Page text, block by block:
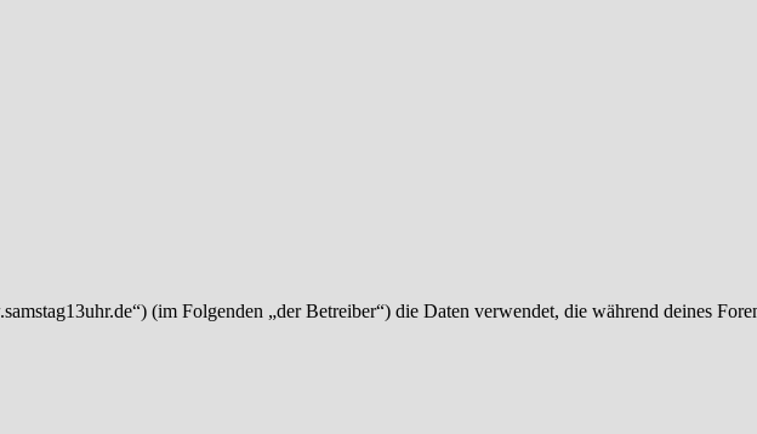
(im Folgenden „der Betreiber“) die Daten verwendet, die während deines